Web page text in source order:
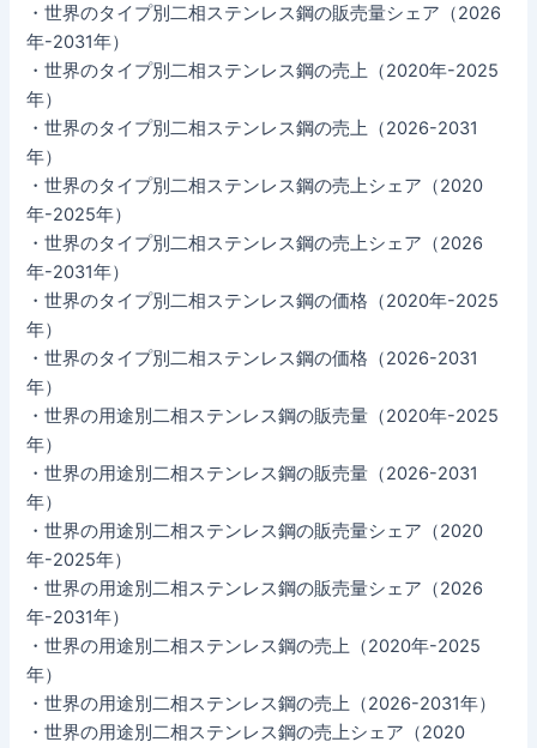
・世界のタイプ別二相ステンレス鋼の販売量シェア（2026
年-2031年）
・世界のタイプ別二相ステンレス鋼の売上（2020年-2025
年）
・世界のタイプ別二相ステンレス鋼の売上（2026-2031
年）
・世界のタイプ別二相ステンレス鋼の売上シェア（2020
年-2025年）
・世界のタイプ別二相ステンレス鋼の売上シェア（2026
年-2031年）
・世界のタイプ別二相ステンレス鋼の価格（2020年-2025
年）
・世界のタイプ別二相ステンレス鋼の価格（2026-2031
年）
・世界の用途別二相ステンレス鋼の販売量（2020年-2025
年）
・世界の用途別二相ステンレス鋼の販売量（2026-2031
年）
・世界の用途別二相ステンレス鋼の販売量シェア（2020
年-2025年）
・世界の用途別二相ステンレス鋼の販売量シェア（2026
年-2031年）
・世界の用途別二相ステンレス鋼の売上（2020年-2025
年）
・世界の用途別二相ステンレス鋼の売上（2026-2031年）
・世界の用途別二相ステンレス鋼の売上シェア（2020